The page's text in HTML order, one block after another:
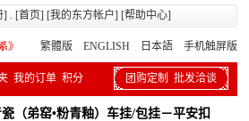
] . [首页] [我的东方帐户] [帮助中心]
繁體版 ENGLISH 日本語 手机触屏版
我的订单 积分 团购定制 批发洽谈
（弟窑•粉青釉）车挂/包挂－平安扣